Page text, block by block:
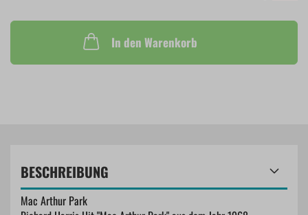
In den Warenkorb
BESCHREIBUNG
Mac Arthur Park